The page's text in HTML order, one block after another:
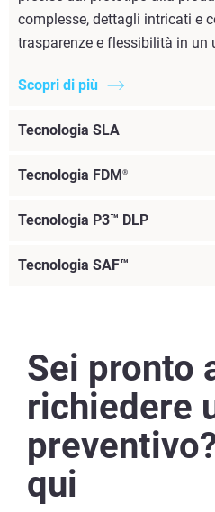
complesse, dettagli intricati e
trasparenze e flessibilità in un
Scopri di più
Tecnologia SLA
Tecnologia FDM®
Tecnologia P3™ DLP
Tecnologia SAF™
Sei pronto
richiedere
qui